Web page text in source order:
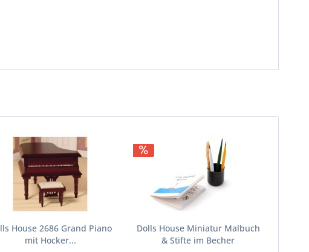
House 2686 Grand Piano
mit Hocker...
Dolls House Miniatur Malbuch
& Stifte im Becher